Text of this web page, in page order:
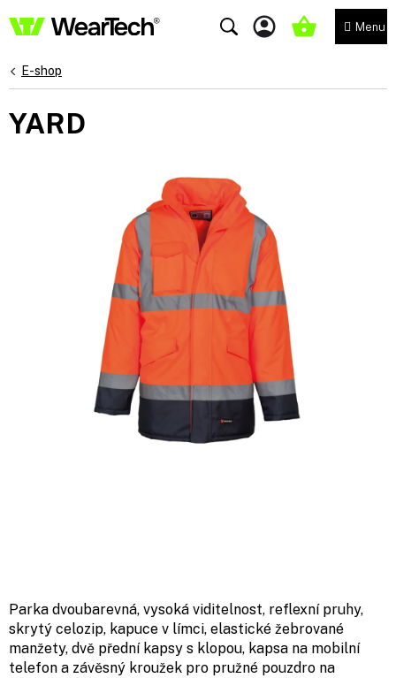
na
NÁKUPNÍ
E-shop
YARD
Parka dvoubarevná, vysoká viditelnost, reflexní pruhy,
skrytý celozip, kapuce v límci, elastické žebrované
manžety, dvě přední kapsy s klopou, kapsa na mobilní
telefon a závěsný kroužek pro pružné pouzdro na